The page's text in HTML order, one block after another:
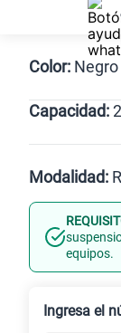
Color: Negro
Negro
Capacidad:
256GB
Modalidad:
Línea
equipos.
Ingresa el